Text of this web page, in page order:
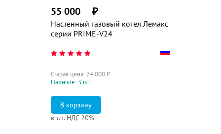
Настенный газовый котел Лемакс
серии PRIME-V24
55 000 ₽
Старая цена: 74 000₽
в т.ч. НДС 20%
Наличие: 3 шт.